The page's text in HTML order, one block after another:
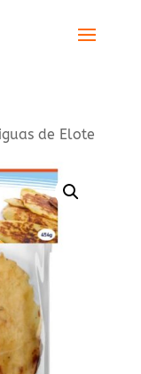
de Elote